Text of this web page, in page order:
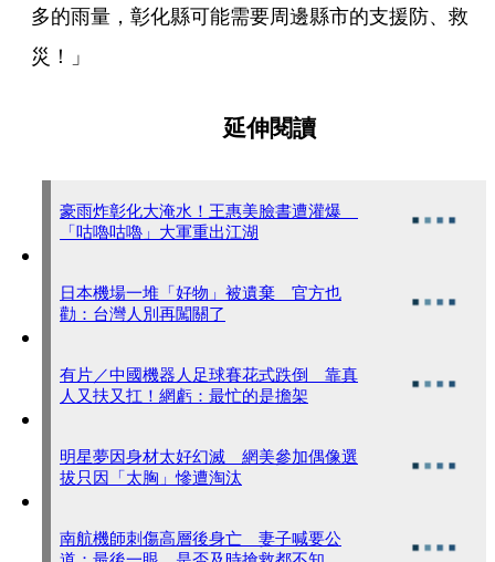
多的雨量，彰化縣可能需要周邊縣市的支援防、救
災！」
延伸閱讀
豪雨炸彰化大淹水！王惠美臉書遭灌爆
「咕嚕咕嚕」大軍重出江湖
日本機場一堆「好物」被遺棄 官方也
勸：台灣人別再闖關了
有片／中國機器人足球賽花式跌倒 靠真
人又扶又扛！網虧：最忙的是擔架
明星夢因身材太好幻滅 網美參加偶像選
拔只因「太胸」慘遭淘汰
南航機師刺傷高層後身亡 妻子喊要公